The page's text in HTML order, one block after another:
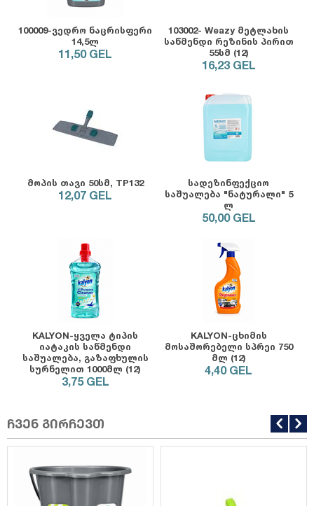
100009-ვედრო ნაცრისფერი
14,5ლ
11,50 GEL
103002- Weazy მეტლახის
საწმენდი რეზინის პირით
55სმ (12)
16,23 GEL
მოპის თავი 50სმ, TP132
12,07 GEL
სადეზინფექციო
საშუალება "ნატურალი" 5
ლ
50,00 GEL
KALYON-ყველა ტიპის
იატაკის საწმენდი
საშუალება, გაზაფხულის
სურნელით 1000მლ (12)
3,75 GEL
KALYON-ცხიმის
მოსაშორებელი სპრეი 750
მლ (12)
4,40 GEL
ჩვენ გირჩევთ